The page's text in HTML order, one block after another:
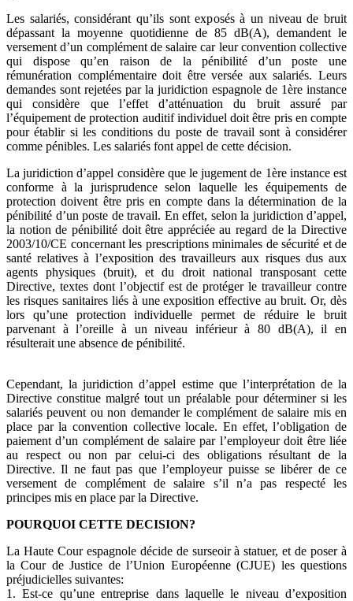
Les salariés, considérant qu’ils sont exposés à un niveau de bruit
dépassant la moyenne quotidienne de 85 dB(A), demandent le
versement d’un complément de salaire car leur convention collective
qui dispose qu’en raison de la pénibilité d’un poste une
rémunération complémentaire doit être versée aux salariés. Leurs
demandes sont rejetées par la juridiction espagnole de 1ère instance
qui considère que l’effet d’atténuation du bruit assuré par
l’équipement de protection auditif individuel doit être pris en compte
pour établir si les conditions du poste de travail sont à considérer
comme pénibles. Les salariés font appel de cette décision.
La juridiction d’appel considère que le jugement de 1ère instance est
conforme à la jurisprudence selon laquelle les équipements de
protection doivent être pris en compte dans la détermination de la
pénibilité d’un poste de travail. En effet, selon la juridiction d’appel,
la notion de pénibilité doit être appréciée au regard de la Directive
2003/10/CE concernant les prescriptions minimales de sécurité et de
santé relatives à l’exposition des travailleurs aux risques dus aux
agents physiques (bruit), et du droit national transposant cette
Directive, textes dont l’objectif est de protéger le travailleur contre
les risques sanitaires liés à une exposition effective au bruit. Or, dès
lors qu’une protection individuelle permet de réduire le bruit
parvenant à l’oreille à un niveau inférieur à 80 dB(A), il en
résulterait une absence de pénibilité.
Cependant, la juridiction d’appel estime que l’interprétation de la
Directive constitue malgré tout un préalable pour déterminer si les
salariés peuvent ou non demander le complément de salaire mis en
place par la convention collective locale. En effet, l’obligation de
paiement d’un complément de salaire par l’employeur doit être liée
au respect ou non par celui-ci des obligations résultant de la
Directive. Il ne faut pas que l’employeur puisse se libérer de ce
versement de complément de salaire s’il n’a pas respecté les
principes mis en place par la Directive.
POURQUOI CETTE DECISION?
La Haute Cour espagnole décide de surseoir à statuer, et de poser à
la Cour de Justice de l’Union Européenne (CJUE) les questions
préjudicielles suivantes:
1. Est-ce qu’une entreprise dans laquelle le niveau d’exposition